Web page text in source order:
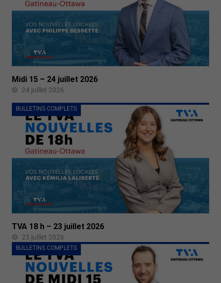
Midi 15 – 24 juillet 2026
24 juillet 2026
BULLETINS COMPLETS
TVA 18 h – 23 juillet 2026
23 juillet 2026
BULLETINS COMPLETS